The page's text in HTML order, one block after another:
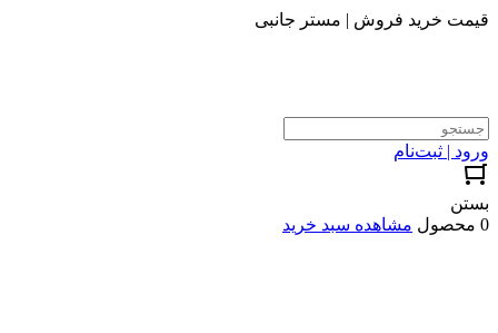
قیمت خرید فروش | مستر جانبی
ورود | ثبت‌نام
بستن
0 محصول
مشاهده سبد خرید